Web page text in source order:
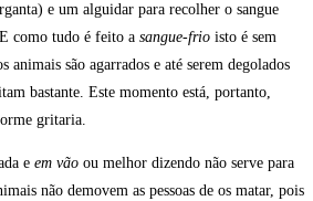
e um alguidar para recolher o sangue
como tudo é feito a sangue-frio isto é sem
animais são agarrados e até serem degolados
bastante. Este momento está, portanto,
gritaria.
e em vão ou melhor dizendo não serve para
não demovem as pessoas de os matar, pois